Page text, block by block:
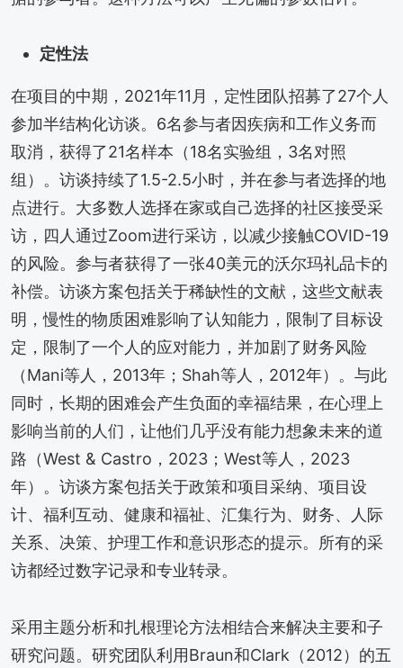
定性法
在项目的中期，2021年11月，定性团队招募了27个人
参加半结构化访谈。6名参与者因疾病和工作义务而
取消，获得了21名样本（18名实验组，3名对照
组）。访谈持续了1.5-2.5小时，并在参与者选择的地
点进行。大多数人选择在家或自己选择的社区接受采
访，四人通过Zoom进行采访，以减少接触COVID-19
的风险。参与者获得了一张40美元的沃尔玛礼品卡的
补偿。访谈方案包括关于稀缺性的文献，这些文献表
明，慢性的物质困难影响了认知能力，限制了目标设
定，限制了一个人的应对能力，并加剧了财务风险
（Mani等人，2013年；Shah等人，2012年）。与此
同时，长期的困难会产生负面的幸福结果，在心理上
影响当前的人们，让他们几乎没有能力想象未来的道
路（West & Castro，2023；West等人，2023
年）。访谈方案包括关于政策和项目采纳、项目设
计、福利互动、健康和福祉、汇集行为、财务、人际
关系、决策、护理工作和意识形态的提示。所有的采
访都经过数字记录和专业转录。
采用主题分析和扎根理论方法相结合来解决主要和子
研究问题。研究团队利用Braun和Clark（2012）的五